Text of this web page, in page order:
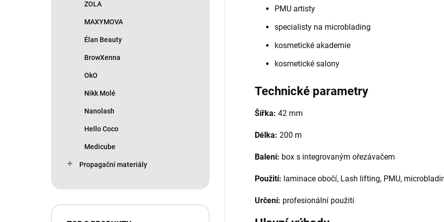
ZOLA
MAXYMOVA
Élan Beauty
BrowXenna
OkO
Nikk Molé
Nanolash
Hello Coco
Medicube
Propagační materiály
PMU artisty
specialisty na microblading
kosmetické akademie
kosmetické salony
Technické parametry
Šířka: 42 mm
Délka: 200 m
Balení: box s integrovaným ořezávačem
Použití: laminace obočí, Lash lifting, PMU,
Určení: profesionální použití